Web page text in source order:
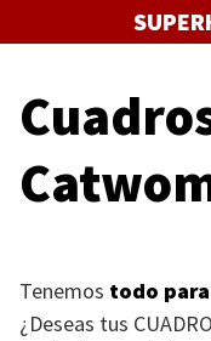
al
Tenemos todo
¿Deseas tus